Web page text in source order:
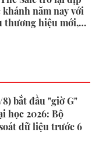
khánh năm nay với
thương hiệu mới,
8) bắt đầu "giờ G"
học 2026: Bộ
dữ liệu trước 6